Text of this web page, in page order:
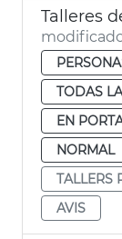
Talleres
TODAS
EN
NORMAL
TALLERS
AVIS